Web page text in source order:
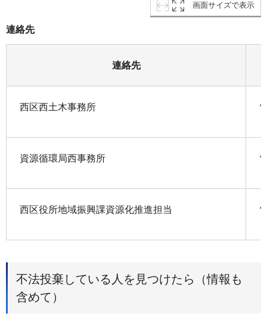
画面サイズで表示
連絡先
連絡先
西区西土木事務所
資源循環局西事務所
西区役所地域振興課資源化推進担当
不法投棄している人を見つけたら（情報も
含めて）